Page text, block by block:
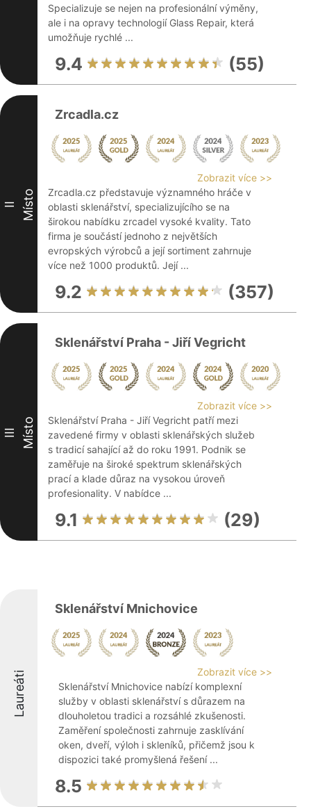
Specializuje se nejen na profesionální výměny,
ale i na opravy technologií Glass Repair, která
umožňuje rychlé ...
9.4 (55)
II Místo
Zrcadla.cz
Zobrazit více >>
Zrcadla.cz představuje významného hráče v
oblasti sklenářství, specializujícího se na
širokou nabídku zrcadel vysoké kvality. Tato
firma je součástí jednoho z největších
evropských výrobců a její sortiment zahrnuje
více než 1000 produktů. Její ...
9.2 (357)
III Místo
Sklenářství Praha - Jiří Vegricht
Zobrazit více >>
Sklenářství Praha - Jiří Vegricht patří mezi
zavedené firmy v oblasti sklenářských služeb
s tradicí sahající až do roku 1991. Podnik se
zaměřuje na široké spektrum sklenářských
prací a klade důraz na vysokou úroveň
profesionality. V nabídce ...
9.1 (29)
Laureáti
Sklenářství Mnichovice
Zobrazit více >>
Sklenářství Mnichovice nabízí komplexní
služby v oblasti sklenářství s důrazem na
dlouholetou tradici a rozsáhlé zkušenosti.
Zaměření společnosti zahrnuje zasklívání
oken, dveří, výloh i skleníků, přičemž jsou k
dispozici také promyšlená řešení ...
8.5